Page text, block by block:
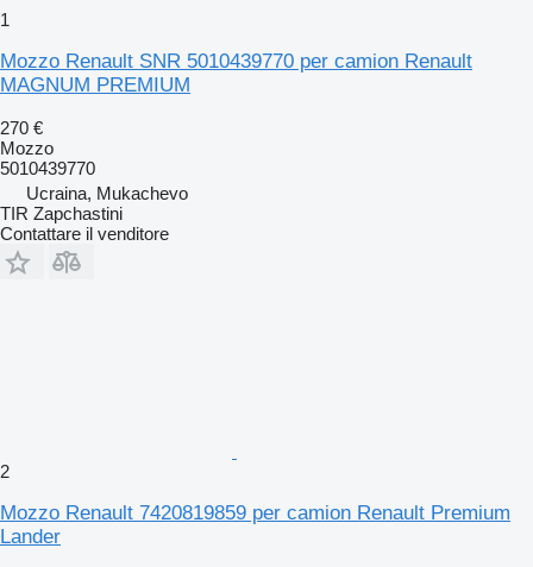
1
Mozzo Renault SNR 5010439770 per camion Renault
MAGNUM PREMIUM
270 €
Mozzo
5010439770
Ucraina, Mukachevo
TIR Zapchastini
Contattare il venditore
2
Mozzo Renault 7420819859 per camion Renault Premium
Lander